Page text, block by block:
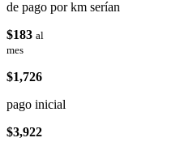
de pago por km serían
$183 al
mes
$1,726
pago inicial
$3,922